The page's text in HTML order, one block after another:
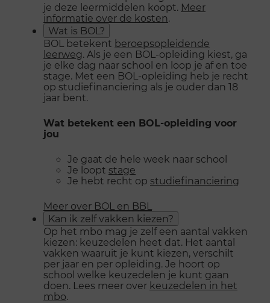
je deze leermiddelen koopt. Meer
informatie over de kosten.
Wat is BOL?
BOL betekent beroepsopleidende
leerweg. Als je een BOL-opleiding kiest, ga
je elke dag naar school en loop je af en toe
stage. Met een BOL-opleiding heb je recht
op studiefinanciering als je ouder dan 18
jaar bent.
Wat betekent een BOL-opleiding voor
jou
Je gaat de hele week naar school
Je loopt stage
Je hebt recht op studiefinanciering
Meer over BOL en BBL
Kan ik zelf vakken kiezen?
Op het mbo mag je zelf een aantal vakken
kiezen: keuzedelen heet dat. Het aantal
vakken waaruit je kunt kiezen, verschilt
per jaar en per opleiding. Je hoort op
school welke keuzedelen je kunt gaan
doen. Lees meer over keuzedelen in het
mbo.